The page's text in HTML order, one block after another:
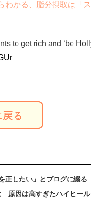
かる、脂分摂取は「ス
to get rich and ‘be
正したい」とブログに綴る
原因は高すぎたハイヒー